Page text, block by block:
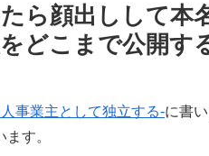
ら顔出しして本
どこまで公開す
事業主として独立する-に書
す。